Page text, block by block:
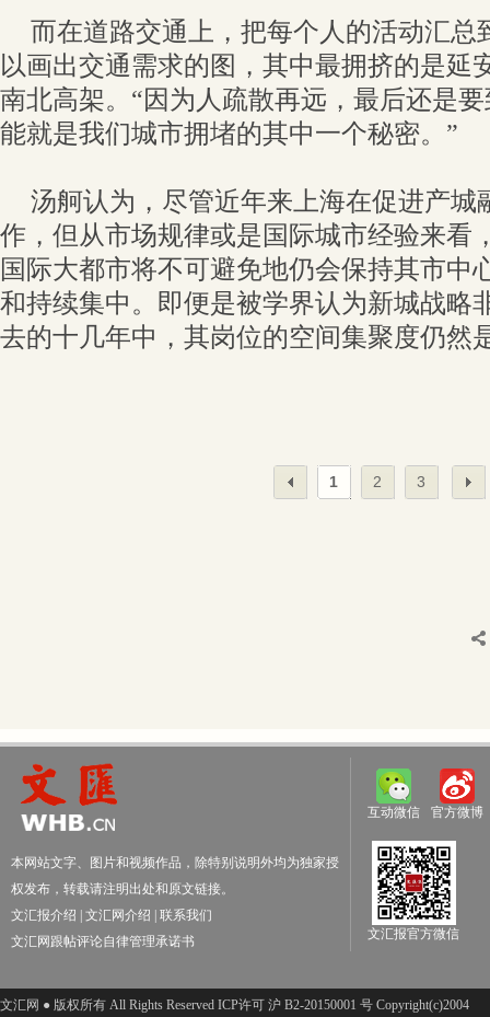
而在道路交通上，把每个人的活动汇总
以画出交通需求的图，其中最拥挤的是延
南北高架。“因为人疏散再远，最后还是
能就是我们城市拥堵的其中一个秘密。”
汤舸认为，尽管近年来上海在促进产城
作，但从市场规律或是国际城市经验来看
国际大都市将不可避免地仍会保持其市中
和持续集中。即便是被学界认为新城战略
去的十几年中，其岗位的空间集聚度仍然
1 2 3
本网站文字、图片和视频作品，除特别说明外均为独家授
权发布，转载请注明出处和原文链接。
文汇报介绍
文汇网介绍
联系我们
文汇网跟帖评论自律管理承诺书
互动微信 官方微博
文汇报官方微信
文汇网 ● 版权所有 All Rights Reserved ICP许可 沪 B2-20150001 号 Copyright(c)2004